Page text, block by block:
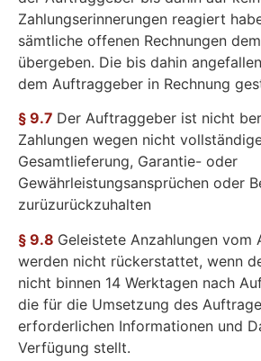
Zahlungserinnerungen reagiert
sämtliche offenen Rechnungen
übergeben. Die bis dahin
dem Auftraggeber in Rechnung
§ 9.7 Der Auftraggeber ist nicht
Zahlungen wegen nicht
Gesamtlieferung, Garantie- oder
Gewährleistungsansprüchen oder
zurüzurückzuhalten
§ 9.8 Geleistete Anzahlungen vom
werden nicht rückerstattet, wenn
nicht binnen 14 Werktagen nach
die für die Umsetzung des
erforderlichen Informationen und
Verfügung stellt.